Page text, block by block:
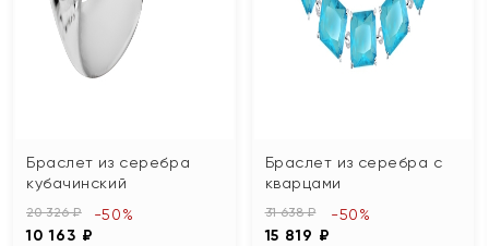
Браслет из серебра
кубачинский
20 326 ₽
10 163 ₽
-50%
Браслет из серебра с
кварцами
31 638 ₽
15 819 ₽
-50%